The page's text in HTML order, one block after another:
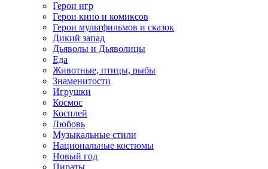
Герои игр
Герои кино и комиксов
Герои мультфильмов и сказок
Дикий запад
Дьяволы и Дьяволицы
Еда
Животные, птицы, рыбы
Знаменитости
Игрушки
Космос
Косплей
Любовь
Музыкальные стили
Национальные костюмы
Новый год
Пираты